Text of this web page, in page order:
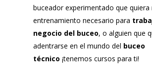
buceador experimentado que quiera
entrenamiento necesario para
negocio del buceo, o alguien que
adentrarse en el mundo del buceo
técnico ¡tenemos cursos para ti!